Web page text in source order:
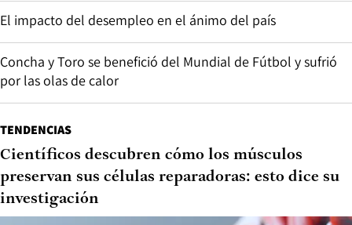
El impacto del desempleo en el ánimo del país
Concha y Toro se benefició del Mundial de Fútbol y sufrió
por las olas de calor
TENDENCIAS
Científicos descubren cómo los músculos
preservan sus células reparadoras: esto dice su
investigación